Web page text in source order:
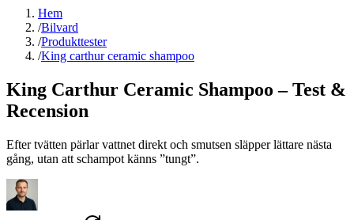
Hem
/Bilvard
/Produkttester
/King carthur ceramic shampoo
King Carthur Ceramic Shampoo – Test &
Recension
Efter tvätten pärlar vattnet direkt och smutsen släpper lättare nästa
gång, utan att schampot känns ”tungt”.